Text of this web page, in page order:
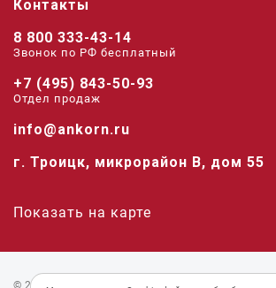
Контакты
8 800 333-43-14
Звонок по РФ беcплатный
+7 (495) 843-50-93
Отдел продаж
info@ankorn.ru
г. Троицк, микрорайон В, дом 55
Показать на карте
© 2026 «Анкорн».